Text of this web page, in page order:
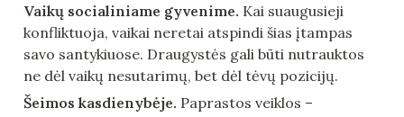
Vaikų socialiniame gyvenime. Kai suaugusieji
konfliktuoja, vaikai neretai atspindi šias įtampas
savo santykiuose. Draugystės gali būti nutrauktos
ne dėl vaikų nesutarimų, bet dėl tėvų pozicijų.
Šeimos kasdienybėje. Paprastos veiklos –